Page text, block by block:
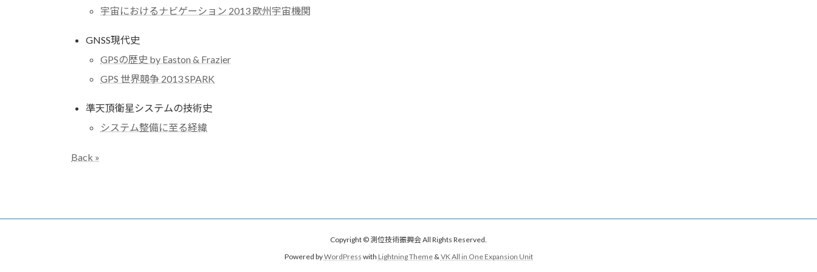
宇宙におけるナビゲーション 2013 欧州宇宙機関
GNSS現代史
GPSの歴史 by Easton & Frazier
GPS 世界競争 2013 SPARK
準天頂衛星システムの技術史
システム整備に至る経緯
Back »
Copyright © 測位技術振興会 All Rights Reserved.
Powered byWordPress with Lightning Theme& VK All in One Expansion Unit